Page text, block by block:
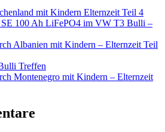
mit Kindern Elternzeit Teil 4
SE 100 Ah LiFePO4 im VW T3 Bulli –
Albanien mit Kindern – Elternzeit Teil
Treffen
Montenegro mit Kindern – Elternzeit